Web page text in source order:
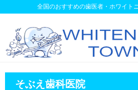
全国のおすすめの歯医者・ホワイト
そぶえ歯科医院